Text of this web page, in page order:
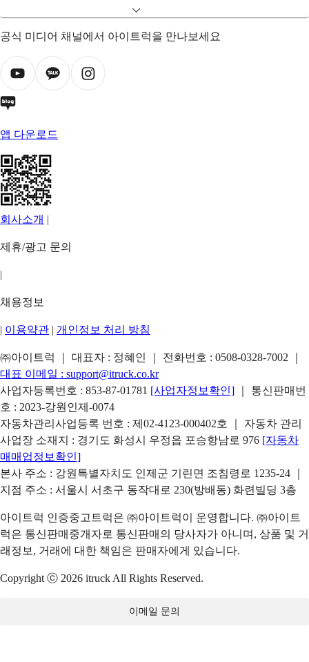
공식 미디어 채널에서 아이트럭을 만나보세요
앱 다운로드
회사소개 |
제휴/광고 문의
|
채용정보
| 이용약관 | 개인정보 처리 방침
㈜아이트럭 ｜ 대표자 : 정혜인 ｜ 전화번호 : 0508-0328-7002
대표 이메일 : support@itruck.co.kr
사업자등록번호 : 853-87-01781 [사업자정보확인]
｜ 통신판매번
호 : 2023-강원인제-0074
자동차관리사업등록 번호 : 제02-4123-000402호 ｜ 자동차 관리
사업장 소재지 : 경기도 화성시 우정읍 포승항남로 976 [자동차
매매업정보확인]
본사 주소 : 강원특별자치도 인제군 기린면 조침령로 1235-24 ｜
지점 주소 : 서울시 서초구 동작대로 230(방배동) 화련빌딩 3층
아이트럭 인증중고트럭은 ㈜아이트럭이 운영합니다. ㈜아이트
럭은 통신판매중개자로 통신판매의 당사자가 아니며, 상품 및 거
래정보, 거래에 대한 책임은 판매자에게 있습니다.
Copyright ⓒ 2026 itruck All Rights Reserved.
이메일 문의